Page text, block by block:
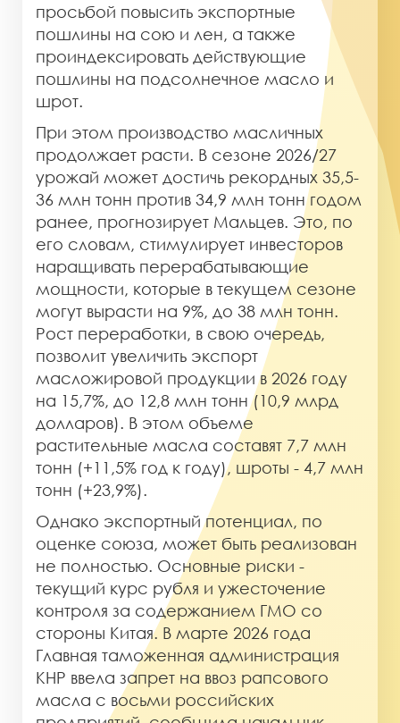
просьбой повысить экспортные
пошлины на сою и лен, а также
проиндексировать действующие
пошлины на подсолнечное масло и
шрот.
При этом производство масличных
продолжает расти. В сезоне 2026/27
урожай может достичь рекордных 35,5-
36 млн тонн против 34,9 млн тонн годом
ранее, прогнозирует Мальцев. Это, по
его словам, стимулирует инвесторов
наращивать перерабатывающие
мощности, которые в текущем сезоне
могут вырасти на 9%, до 38 млн тонн.
Рост переработки, в свою очередь,
позволит увеличить экспорт
масложировой продукции в 2026 году
на 15,7%, до 12,8 млн тонн (10,9 млрд
долларов). В этом объеме
растительные масла составят 7,7 млн
тонн (+11,5% год к году), шроты - 4,7 млн
тонн (+23,9%).
Однако экспортный потенциал, по
оценке союза, может быть реализован
не полностью. Основные риски -
текущий курс рубля и ужесточение
контроля за содержанием ГМО со
стороны Китая. В марте 2026 года
Главная таможенная администрация
КНР ввела запрет на ввоз рапсового
масла с восьми российских